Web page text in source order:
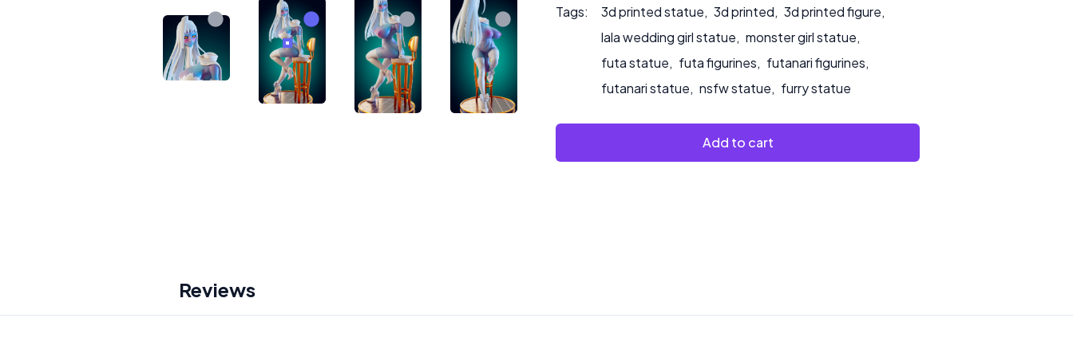
Tags: 3d printed statue, 3d printed, 3d printed figure,
lala wedding girl statue, monster girl statue,
futa statue, futa figurines, futanari figurines,
futanari statue, nsfw statue, furry statue
Add to cart
Reviews